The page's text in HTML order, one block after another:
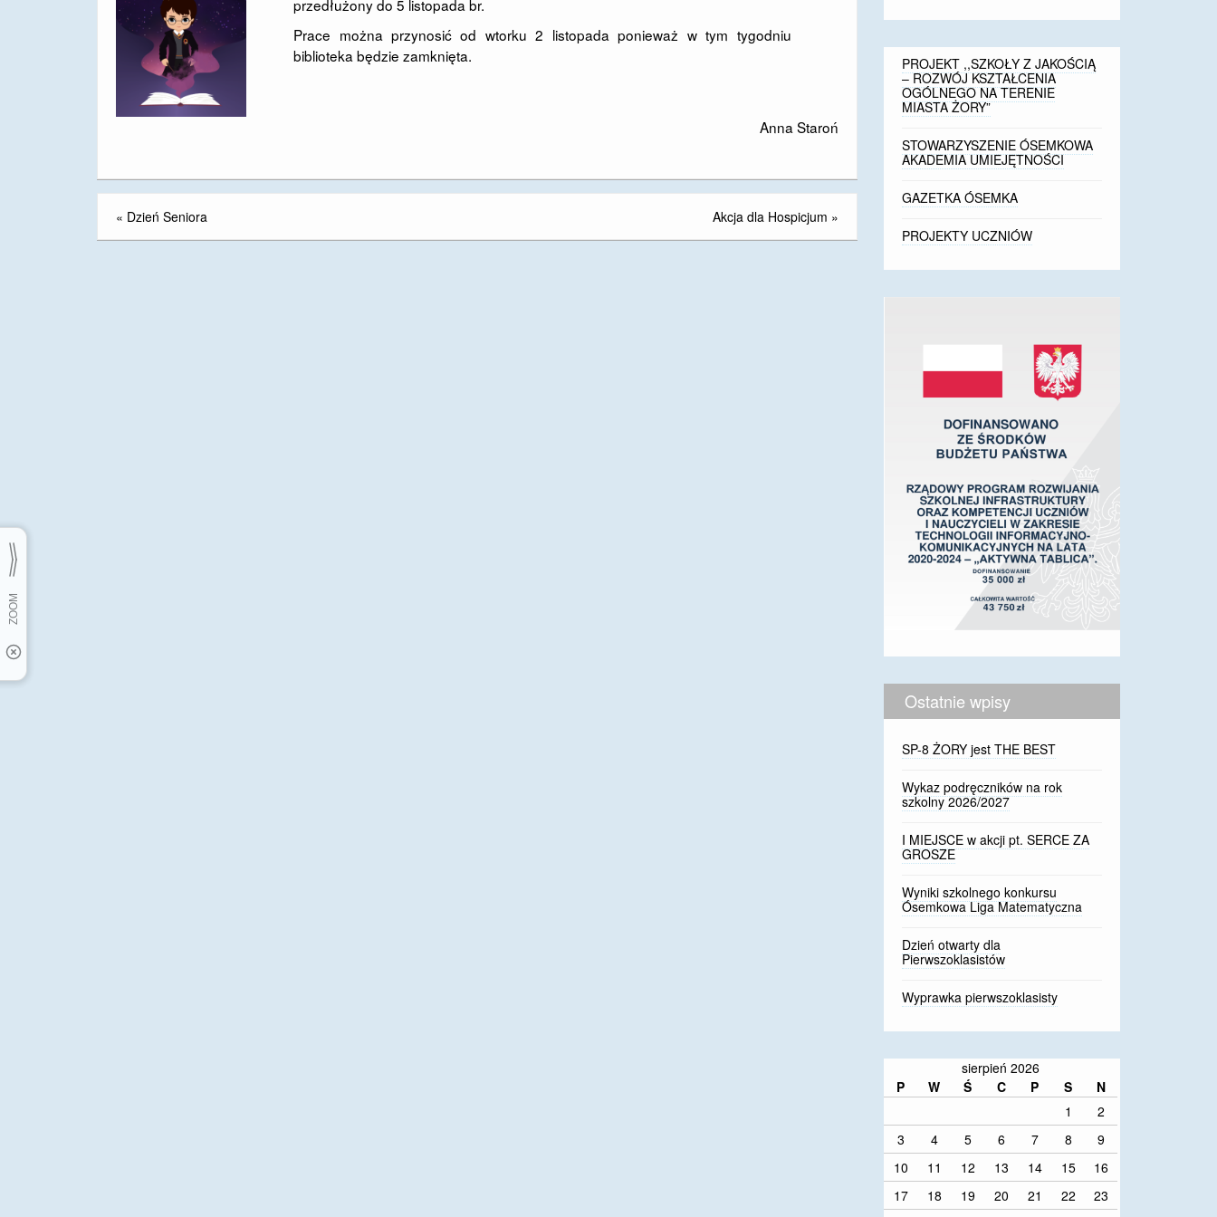
przedłużony do 5 listopada br.
Prace można przynosić od wtorku 2 listopada ponieważ w tym tygodniu
biblioteka będzie zamknięta.
Anna Staroń
« Dzień Seniora Akcja dla Hospicjum »
PROJEKT ,,SZKOŁY Z JAKOŚCIĄ
– ROZWÓJ KSZTAŁCENIA
OGÓLNEGO NA TERENIE
MIASTA ŻORY”
STOWARZYSZENIE ÓSEMKOWA
AKADEMIA UMIEJĘTNOŚCI
GAZETKA ÓSEMKA
PROJEKTY UCZNIÓW
Ostatnie wpisy
SP-8 ŻORY jest THE BEST
Wykaz podręczników na rok
szkolny 2026/2027
I MIEJSCE w akcji pt. SERCE ZA
GROSZE
Wyniki szkolnego konkursu
Ósemkowa Liga Matematyczna
Dzień otwarty dla
Pierwszoklasistów
Wyprawka pierwszoklasisty
sierpień 2026
P
W Ś C P S
N
1
2
3
4 5 6 7 8
9
10
11 12 13 14 15
16
17
18 19 20 21 22
23